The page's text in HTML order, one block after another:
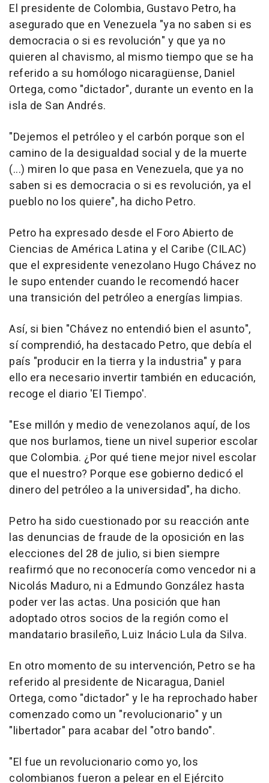
El presidente de Colombia, Gustavo Petro, ha
asegurado que en Venezuela "ya no saben si es
democracia o si es revolución" y que ya no
quieren al chavismo, al mismo tiempo que se ha
referido a su homólogo nicaragüense, Daniel
Ortega, como "dictador", durante un evento en la
isla de San Andrés.
"Dejemos el petróleo y el carbón porque son el
camino de la desigualdad social y de la muerte
(...) miren lo que pasa en Venezuela, que ya no
saben si es democracia o si es revolución, ya el
pueblo no los quiere", ha dicho Petro.
Petro ha expresado desde el Foro Abierto de
Ciencias de América Latina y el Caribe (CILAC)
que el expresidente venezolano Hugo Chávez no
le supo entender cuando le recomendó hacer
una transición del petróleo a energías limpias.
Así, si bien "Chávez no entendió bien el asunto",
sí comprendió, ha destacado Petro, que debía el
país "producir en la tierra y la industria" y para
ello era necesario invertir también en educación,
recoge el diario 'El Tiempo'.
"Ese millón y medio de venezolanos aquí, de los
que nos burlamos, tiene un nivel superior escolar
que Colombia. ¿Por qué tiene mejor nivel escolar
que el nuestro? Porque ese gobierno dedicó el
dinero del petróleo a la universidad", ha dicho.
Petro ha sido cuestionado por su reacción ante
las denuncias de fraude de la oposición en las
elecciones del 28 de julio, si bien siempre
reafirmó que no reconocería como vencedor ni a
Nicolás Maduro, ni a Edmundo González hasta
poder ver las actas. Una posición que han
adoptado otros socios de la región como el
mandatario brasileño, Luiz Inácio Lula da Silva.
En otro momento de su intervención, Petro se ha
referido al presidente de Nicaragua, Daniel
Ortega, como "dictador" y le ha reprochado haber
comenzado como un "revolucionario" y un
"libertador" para acabar del "otro bando".
"El fue un revolucionario como yo, los
colombianos fueron a pelear en el Ejército